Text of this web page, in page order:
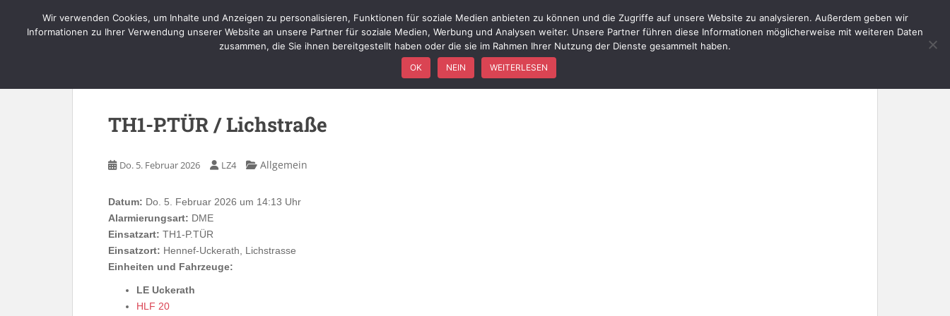
WIR ÜBER UNS FÖRDERVEREIN FAHRZEUGE EINSÄTZE AKTUELLES SERVICE KONTAKT
TH1-P.TÜR / Lichstraße
Do. 5. Februar 2026 LZ4 Allgemein
Datum: Do. 5. Februar 2026 um 14:13 Uhr
Alarmierungsart: DME
Einsatzart: TH1-P.TÜR
Einsatzort: Hennef-Uckerath, Lichstrasse
Einheiten und Fahrzeuge:
LE Uckerath
HLF 20
Wir verwenden Cookies, um Inhalte und Anzeigen zu personalisieren, Funktionen für soziale Medien anbieten zu können und die Zugriffe auf unsere Website zu analysieren. Außerdem geben wir
Informationen zu Ihrer Verwendung unserer Website an unsere Partner für soziale Medien, Werbung und Analysen weiter. Unsere Partner führen diese Informationen möglicherweise mit weiteren Daten
zusammen, die Sie ihnen bereitgestellt haben oder die sie im Rahmen Ihrer Nutzung der Dienste gesammelt haben.
OK NEIN WEITERLESEN